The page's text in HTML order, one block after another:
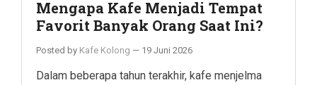
Mengapa Kafe Menjadi Tempat
Favorit Banyak Orang Saat Ini?
Posted by Kafe Kolong — 19 Juni 2026
Dalam beberapa tahun terakhir, kafe menjelma